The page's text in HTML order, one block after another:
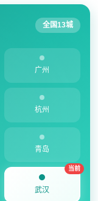
全国13城
广州
杭州
青岛
武汉
当前